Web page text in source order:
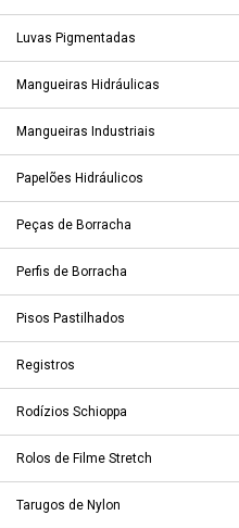
Luvas Pigmentadas
Mangueiras Hidráulicas
Mangueiras Industriais
Papelões Hidráulicos
Peças de Borracha
Perfis de Borracha
Pisos Pastilhados
Registros
Rodízios Schioppa
Rolos de Filme Stretch
Tarugos de Nylon